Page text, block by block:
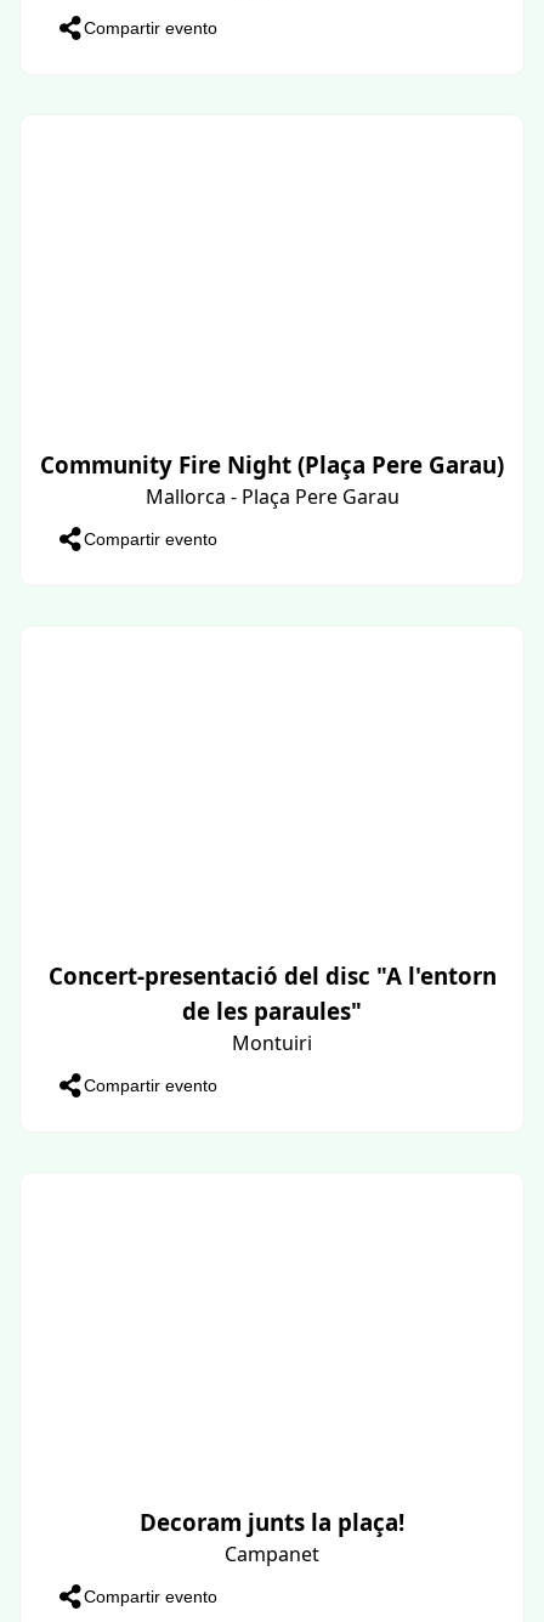
Compartir evento
Community Fire Night (Plaça Pere Garau)
Mallorca - Plaça Pere Garau
Compartir evento
Concert-presentació del disc "A l'entorn
de les paraules"
Montuiri
Compartir evento
Decoram junts la plaça!
Campanet
Compartir evento